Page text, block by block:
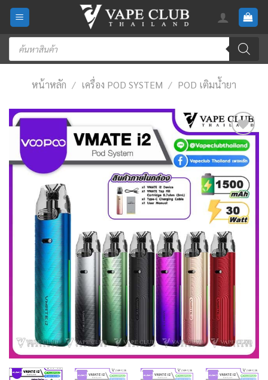
Skip
content
Products
search
หน้าหลัก / เครื่อง POD SYSTEM / POD เติมน้ำยา
Add
to
wishlist